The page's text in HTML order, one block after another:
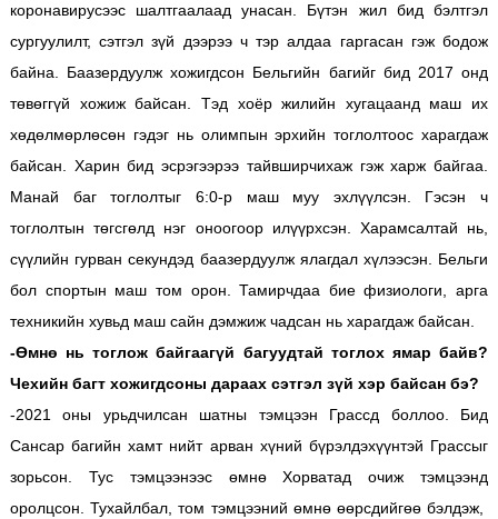
коронавирусээс шалтгаалаад унасан. Бүтэн жил бид бэлтгэл
сургуулилт, сэтгэл зүй дээрээ ч тэр алдаа гаргасан гэж бодож
байна. Баазердуулж хожигдсон Бельгийн багийг бид 2017 онд
төвөггүй хожиж байсан. Тэд хоёр жилийн хугацаанд маш их
хөдөлмөрлөсөн гэдэг нь олимпын эрхийн тоглолтоос харагдаж
байсан. Харин бид эсрэгээрээ тайвширчихаж гэж харж байгаа.
Манай баг тоглолтыг 6:0-р маш муу эхлүүлсэн. Гэсэн ч
тоглолтын төгсгөлд нэг оноогоор илүүрхсэн. Харамсалтай нь,
сүүлийн гурван секундэд баазердуулж ялагдал хүлээсэн. Бельги
бол спортын маш том орон. Тамирчдаа бие физиологи, арга
техникийн хувьд маш сайн дэмжиж чадсан нь харагдаж байсан.
-Өмнө нь тоглож байгаагүй багуудтай тоглох ямар байв?
Чехийн багт хожигдсоны дараах сэтгэл зүй хэр байсан бэ?
-2021 оны урьдчилсан шатны тэмцээн Грассд боллоо. Бид
Сансар багийн хамт нийт арван хүний бүрэлдэхүүнтэй Грассыг
зорьсон. Тус тэмцээнээс өмнө Хорватад очиж тэмцээнд
оролцсон. Тухайлбал, том тэмцээний өмнө өөрсдийгөө бэлдэж,